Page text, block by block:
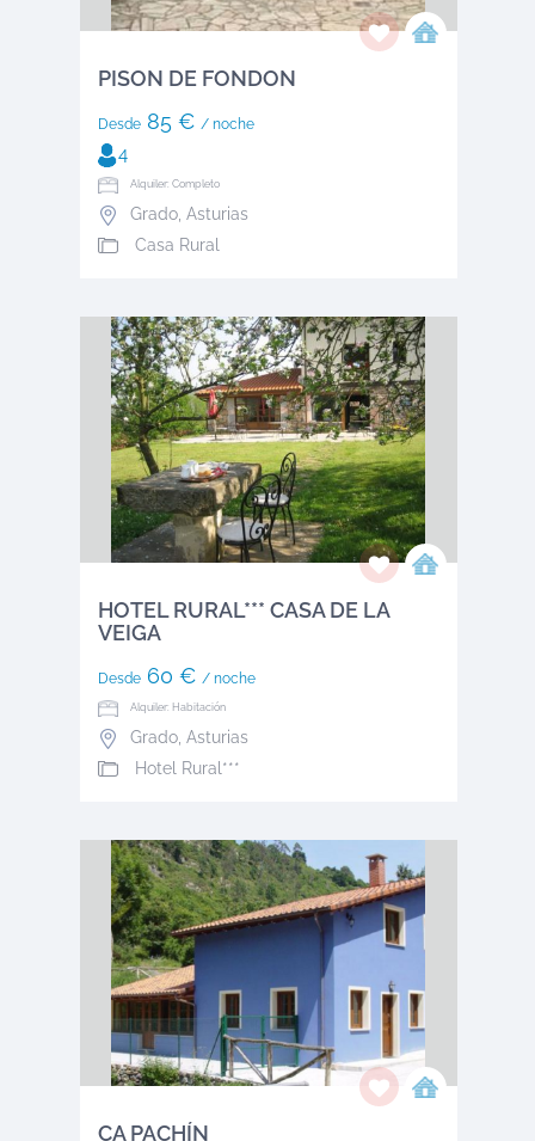
PISON DE FONDON
Desde85 € / noche
4
Alquiler: Completo
Grado, Asturias
Casa Rural
HOTEL RURAL*** CASA DE LA
VEIGA
Desde60 € / noche
Alquiler: Habitación
Grado, Asturias
Hotel Rural***
CA PACHÍN